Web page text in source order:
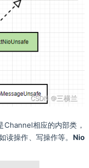
Channel相应的内部类，
操作、写操作等。 Nio